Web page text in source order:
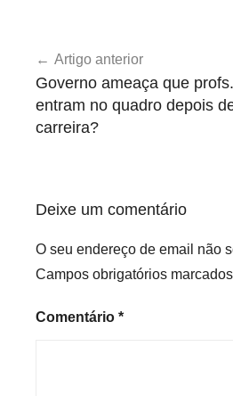
de
artigos
Artigo anterior
Governo ameaça que
entram no quadro depois
carreira?
Deixe um comentário
O seu endereço de email não
Campos obrigatórios
Comentário *